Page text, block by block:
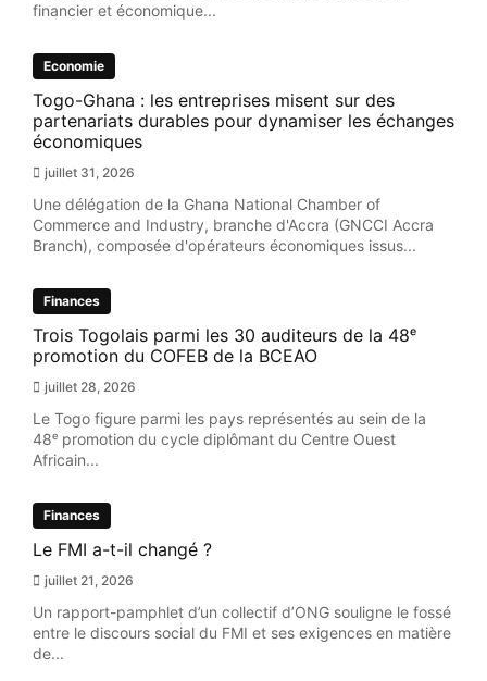
financier et économique...
Economie
Togo-Ghana : les entreprises misent sur des
partenariats durables pour dynamiser les échanges
économiques
juillet 31, 2026
Une délégation de la Ghana National Chamber of
Commerce and Industry, branche d'Accra (GNCCI Accra
Branch), composée d'opérateurs économiques issus...
Finances
Trois Togolais parmi les 30 auditeurs de la 48ᵉ
promotion du COFEB de la BCEAO
juillet 28, 2026
Le Togo figure parmi les pays représentés au sein de la
48ᵉ promotion du cycle diplômant du Centre Ouest
Africain...
Finances
Le FMI a-t-il changé ?
juillet 21, 2026
Un rapport-pamphlet d’un collectif d’ONG souligne le fossé
entre le discours social du FMI et ses exigences en matière
de...